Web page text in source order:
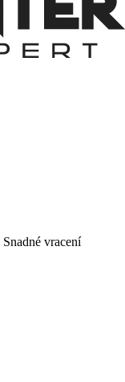
Snadné vracení